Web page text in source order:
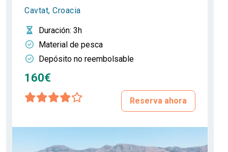
Cavtat, Croacia
Duración: 3h
Material de pesca
Depósito no reembolsable
160€
Reserva ahora